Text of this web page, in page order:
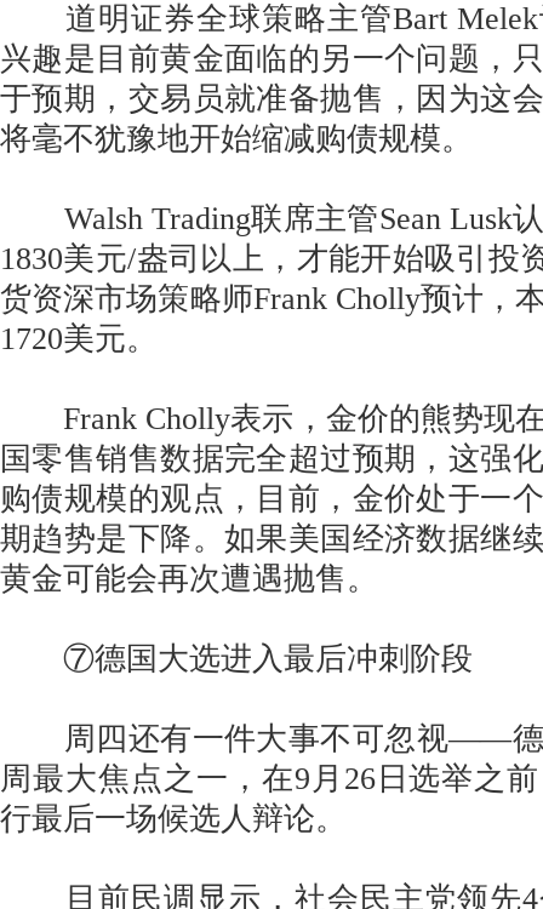
道明证券全球策略主管Bart Melek
兴趣是目前黄金面临的另一个问题，
于预期，交易员就准备抛售，因为这
将毫不犹豫地开始缩减购债规模。
Walsh Trading联席主管Sean Lusk
1830美元/盎司以上，才能开始吸引投
货资深市场策略师Frank Cholly预计，
1720美元。
Frank Cholly表示，金价的熊势现
国零售销售数据完全超过预期，这强
购债规模的观点，目前，金价处于一
期趋势是下降。如果美国经济数据继
黄金可能会再次遭遇抛售。
⑦德国大选进入最后冲刺阶段
周四还有一件大事不可忽视——德
周最大焦点之一，在9月26日选举之
行最后一场候选人辩论。
目前民调显示，社会民主党领先4